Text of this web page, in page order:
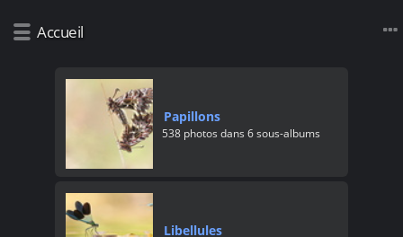
Accueil
Papillons
538 photos dans 6 sous-albums
Libellules